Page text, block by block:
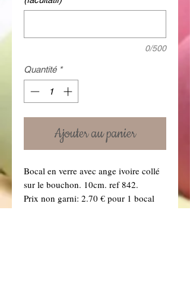
0/500
Quantité *
Ajouter au panier
Bocal en verre avec ange ivoire collé
sur le bouchon. 10cm. ref 842.
Prix non garni: 2.70 € pour 1 bocal